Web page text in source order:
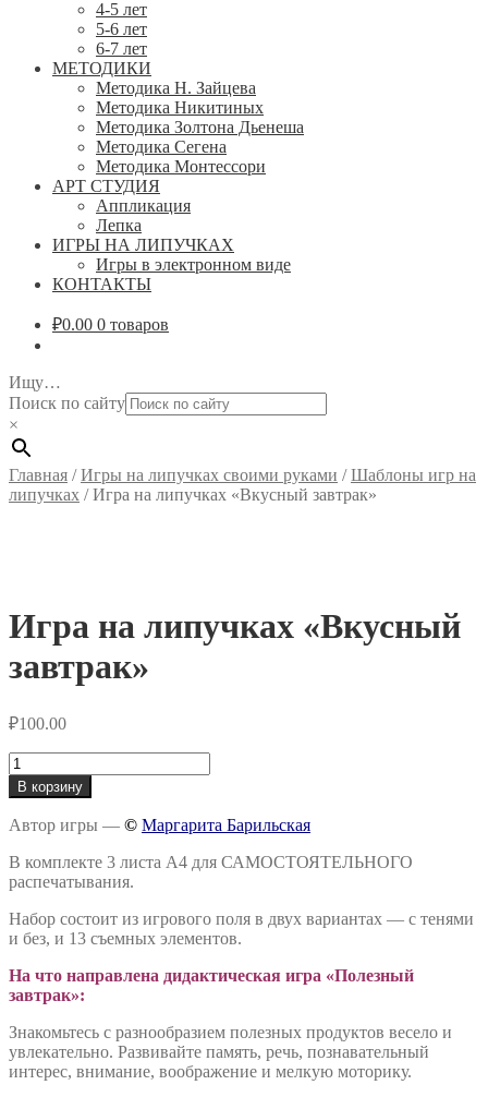
4-5 лет
5-6 лет
6-7 лет
МЕТОДИКИ
Методика Н. Зайцева
Методика Никитиных
Методика Золтона Дьенеша
Методика Сегена
Методика Монтессори
АРТ СТУДИЯ
Аппликация
Лепка
ИГРЫ НА ЛИПУЧКАХ
Игры в электронном виде
КОНТАКТЫ
₽0.00 0 товаров
Ищу…
Поиск по сайту
×
Главная /Игры на липучках своими руками /Шаблоны игр на
липучках /Игра на липучках «Вкусный завтрак»
Игра на липучках «Вкусный
завтрак»
₽100.00
Количество
товара
Игра
на
липучках
«Вкусный
завтрак»
В корзину
Автор игры — © Маргарита Барильская
В комплекте 3 листа А4 для САМОСТОЯТЕЛЬНОГО
распечатывания.
Набор состоит из игрового поля в двух вариантах — с тенями
и без, и 13 съемных элементов.
На что направлена дидактическая игра «Полезный
завтрак»:
Знакомьтесь с разнообразием полезных продуктов весело и
увлекательно. Развивайте память, речь, познавательный
интерес, внимание, воображение и мелкую моторику.